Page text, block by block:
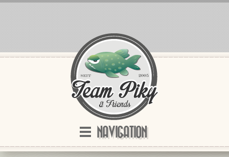
NAVIGATION